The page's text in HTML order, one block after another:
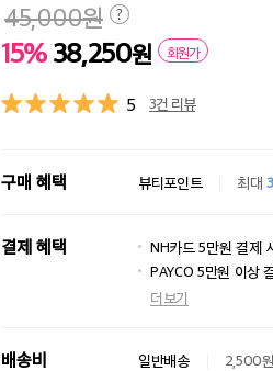
15% 38,250원 회원가
45,000원
5 3건 리뷰
구매 혜택 뷰티포인트 최대
결제 혜택
NH카드 5만원 결제
PAYCO 5만원 이상
더보기
배송비 일반배송 2,500